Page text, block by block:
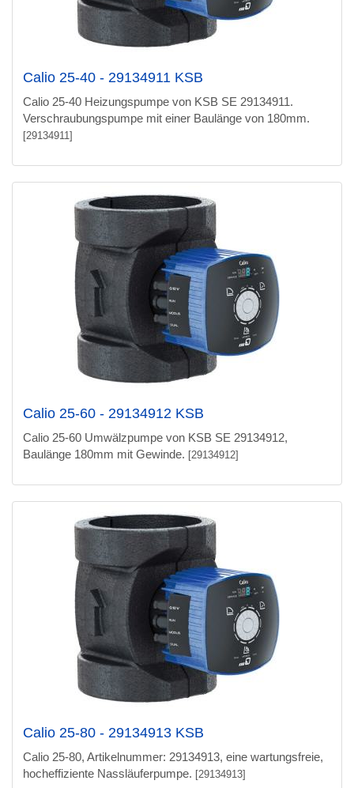
Calio 25-40 - 29134911 KSB
Calio 25-40 Heizungspumpe von KSB SE 29134911.
Verschraubungspumpe mit einer Baulänge von 180mm.
[29134911]
Calio 25-60 - 29134912 KSB
Calio 25-60 Umwälzpumpe von KSB SE 29134912,
Baulänge 180mm mit Gewinde. [29134912]
Calio 25-80 - 29134913 KSB
Calio 25-80, Artikelnummer: 29134913, eine wartungsfreie,
hocheffiziente Nassläuferpumpe. [29134913]